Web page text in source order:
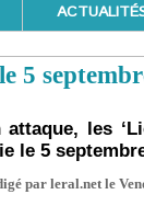
5
les
le 5
par leral.net le